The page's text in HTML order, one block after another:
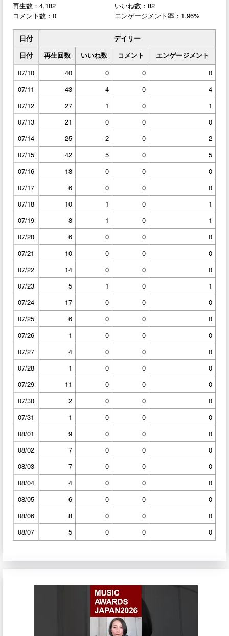
再生数：4,182
いいね数：82
コメント数：0
エンゲージメント率：1.96%
日付
デイリー
日付
再生回数 いいね数 コメント
エンゲージメント
07/10
40 0 0
0
07/11
43 4 0
4
07/12
27 1 0
1
07/13
21 0 0
0
07/14
25 2 0
2
07/15
42 5 0
5
07/16
18 0 0
0
07/17
6 0 0
0
07/18
10 1 0
1
07/19
8 1 0
1
07/20
6 0 0
0
07/21
10 0 0
0
07/22
14 0 0
0
07/23
5 1 0
1
07/24
17 0 0
0
07/25
6 0 0
0
07/26
1 0 0
0
07/27
4 0 0
0
07/28
1 0 0
0
07/29
11 0 0
0
07/30
2 0 0
0
07/31
1 0 0
0
08/01
9 0 0
0
08/02
7 0 0
0
08/03
7 0 0
0
08/04
4 0 0
0
08/05
6 0 0
0
08/06
8 0 0
0
08/07
5 0 0 0